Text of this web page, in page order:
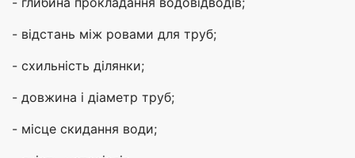
- відстань між ровами для труб;
- схильність ділянки;
- довжина і діаметр труб;
- місце скидання води;